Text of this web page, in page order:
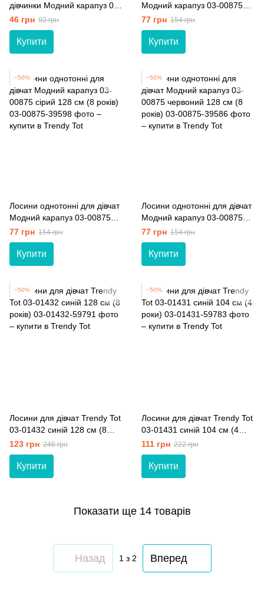
дівчинки Модний карапуз 03-
00528 білий 98 см (3 роки)
46 грн 92 грн
Купити
Модний карапуз 03-00875
чорний 116 см (6 років)
77 грн 154 грн
Купити
−50%
Лосини однотонні для дівчат
Модний карапуз 03-00875
сірий 128 см (8 років)
77 грн 154 грн
Купити
−50%
Лосини однотонні для дівчат
Модний карапуз 03-00875
червоний 128 см (8 років)
77 грн 154 грн
Купити
−50%
Лосини для дівчат Trendy Tot
03-01432 синій 128 см (8
років)
123 грн 246 грн
Купити
−50%
Лосини для дівчат Trendy Tot
03-01431 синій 104 см (4
роки)
111 грн 222 грн
Купити
Показати ще 14 товарів
Назад 1 з 2 Вперед